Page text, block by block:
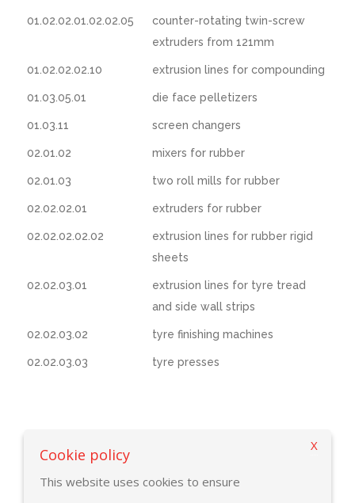
01.02.02.01.02.02.05
counter-rotating twin-screw
extruders from 121mm
01.02.02.02.10 extrusion lines for compounding
01.03.05.01 die face pelletizers
01.03.11 screen changers
02.01.02 mixers for rubber
02.01.03 two roll mills for rubber
02.02.02.01 extruders for rubber
02.02.02.02.02
extrusion lines for rubber rigid
sheets
02.02.03.01
extrusion lines for tyre tread
and side wall strips
02.02.03.02 tyre finishing machines
02.02.03.03 tyre presses
Back to selection criteria
Cookie policy
This website uses cookies to ensure
X